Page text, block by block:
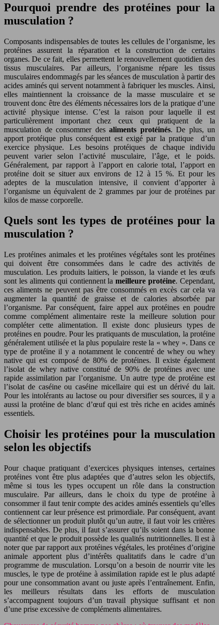
Pourquoi prendre des protéines pour la
musculation ?
Composants indispensables de toutes les cellules de l’organisme, les
protéines assurent la réparation et la construction de certains
organes. De ce fait, elles permettent le renouvellement quotidien des
tissus musculaires. Par ailleurs, l’organisme répare les tissus
musculaires endommagés par les séances de musculation à partir des
acides aminés qui servent notamment à fabriquer les muscles. Ainsi,
elles maintiennent la croissance de la masse musculaire et se
trouvent donc être des éléments nécessaires lors de la pratique d’une
activité physique intense. C’est la raison pour laquelle il est
particulièrement important chez ceux qui pratiquent de la
musculation de consommer des aliments protéinés. De plus, un
apport protéique plus conséquent est exigé par la pratique d’un
exercice physique. Les besoins protéiques de chaque individu
peuvent varier selon l’activité musculaire, l’âge, et le poids.
Généralement, par rapport à l’apport en calorie total, l’apport en
protéine doit se situer aux environs de 12 à 15 %. Et pour les
adeptes de la musculation intensive, il convient d’apporter à
l’organisme un équivalent de 2 grammes par jour de protéines par
kilos de masse corporelle.
Quels sont les types de protéines pour la
musculation ?
Les protéines animales et les protéines végétales sont les protéines
qui doivent être consommées dans le cadre des activités de
musculation. Les produits laitiers, le poisson, la viande et les œufs
sont les aliments qui contiennent lameilleure protéine. Cependant,
ces aliments ne peuvent pas être consommés en excès car cela va
augmenter la quantité de graisse et de calories absorbée par
l’organisme. Par conséquent, faire appel aux protéines en poudre
comme complément alimentaire reste la meilleure solution pour
compléter cette alimentation. Il existe donc plusieurs types de
protéines en poudre. Pour les pratiquants de musculation, la protéine
généralement utilisée et la plus populaire reste la « whey ». Dans ce
type de protéine il y a notamment le concentré de whey ou whey
native qui est composé de 80% de protéines. Il existe également
l’isolat de whey native constitué de 90% de protéines avec une
rapide assimilation par l’organisme. Un autre type de protéine est
l’isolat de caséine ou caséine micellaire qui est un dérivé du lait.
Pour les intolérants au lactose ou pour diversifier ses sources, il y a
aussi la protéine de blanc d’œuf qui est très riche en acides aminés
essentiels.
Choisir les protéines pour la musculation
selon les objectifs
Pour chaque pratiquant d’exercices physiques intenses, certaines
protéines vont être plus adaptées que d’autres selon les objectifs,
même si tous les types occupent un rôle dans la construction
musculaire. Par ailleurs, dans le choix du type de protéine à
consommer il faut tenir compte des acides aminés essentiels qu’elles
contiennent car leur présence est primordiale. Par conséquent, avant
de sélectionner un produit plutôt qu’un autre, il faut voir les critères
indispensables. De plus, il faut s’assurer qu’ils soient dans la bonne
quantité et que le produit possède les qualités nutritionnelles. Il est à
noter que par rapport aux protéines végétales, les protéines d’origine
animale apportent plus d’intérêts qualitatifs dans le cadre d’un
programme de musculation. Lorsqu’on a besoin de nourrir vite les
muscles, le type de protéine à assimilation rapide est le plus adapté
pour une consommation avant ou juste après l’entraînement. Enfin,
les meilleurs résultats dans les efforts de musculation
s’accompagnent toujours d’un travail physique suffisant et non
d’une prise excessive de compléments alimentaires.